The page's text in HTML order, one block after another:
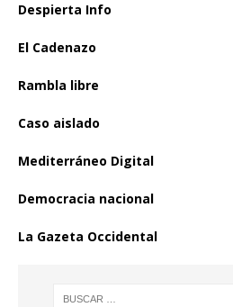
Despierta Info
El Cadenazo
Rambla libre
Caso aislado
Mediterráneo Digital
Democracia nacional
La Gazeta Occidental